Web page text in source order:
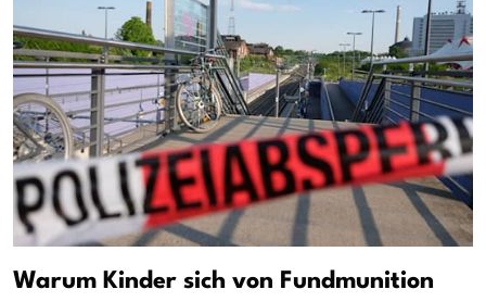
Warum Kinder sich von Fundmunition